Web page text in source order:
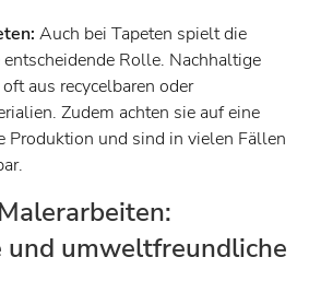
Auch bei Tapeten spielt die
Rolle. Nachhaltige
aus recycelbaren oder
Zudem achten sie auf eine
Produktion und sind in vielen Fällen
und umweltfreundliche